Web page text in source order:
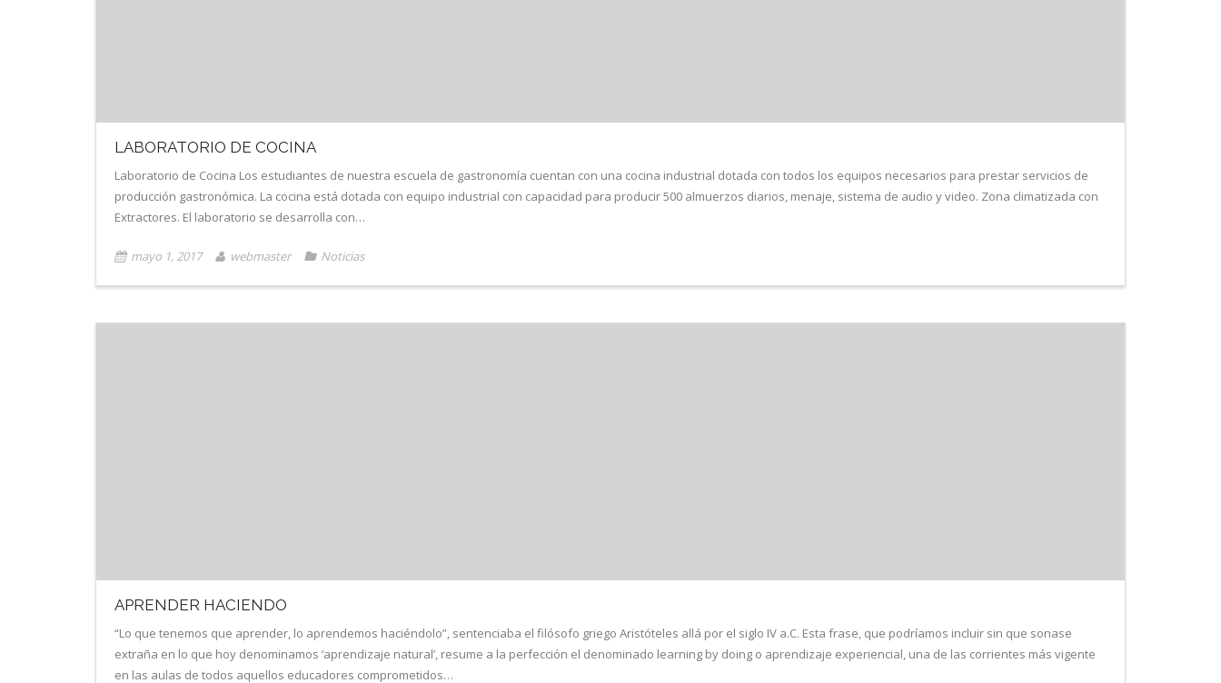
LABORATORIO DE COCINA
Laboratorio de Cocina Los estudiantes de nuestra escuela de gastronomía cuentan con una cocina industrial dotada con todos los equipos necesarios para prestar servicios de
producción gastronómica. La cocina está dotada con equipo industrial con capacidad para producir 500 almuerzos diarios, menaje, sistema de audio y video. Zona climatizada con
Extractores. El laboratorio se desarrolla con…
mayo 1, 2017 webmaster Noticias
APRENDER HACIENDO
“Lo que tenemos que aprender, lo aprendemos haciéndolo”, sentenciaba el filósofo griego Aristóteles allá por el siglo IV a.C. Esta frase, que podríamos incluir sin que sonase
extraña en lo que hoy denominamos ‘aprendizaje natural’, resume a la perfección el denominado learning by doing o aprendizaje experiencial, una de las corrientes más vigente
en las aulas de todos aquellos educadores comprometidos…